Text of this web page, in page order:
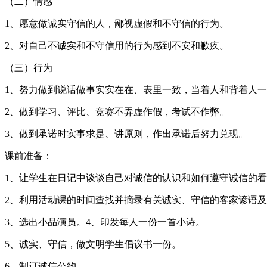
1、愿意做诚实守信的人，鄙视虚假和不守信的行为。
2、对自己不诚实和不守信用的行为感到不安和歉疚。
（三）行为
1、努力做到说话做事实实在在、表里一致，当着人和背着人一
2、做到学习、评比、竞赛不弄虚作假，考试不作弊。
3、做到承诺时实事求是、讲原则，作出承诺后努力兑现。
课前准备：
1、让学生在日记中谈谈自己对诚信的认识和如何遵守诚信的看
2、利用活动课的时间查找并摘录有关诚实、守信的客家谚语及
3、选出小品演员。4、印发每人一份一首小诗。
5、诚实、守信，做文明学生倡议书一份。